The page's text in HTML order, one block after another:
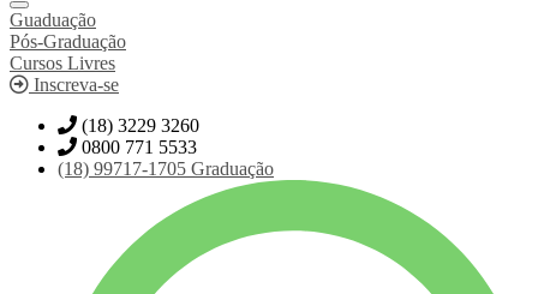
Guaduação
Pós-Graduação
Cursos Livres
Inscreva-se
(18) 3229 3260
0800 771 5533
(18) 99717-1705 Graduação